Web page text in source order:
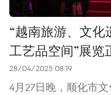
“越南旅游、文
工艺品空间”展览
28/04/2025 08:19
4月27日晚，顺化市